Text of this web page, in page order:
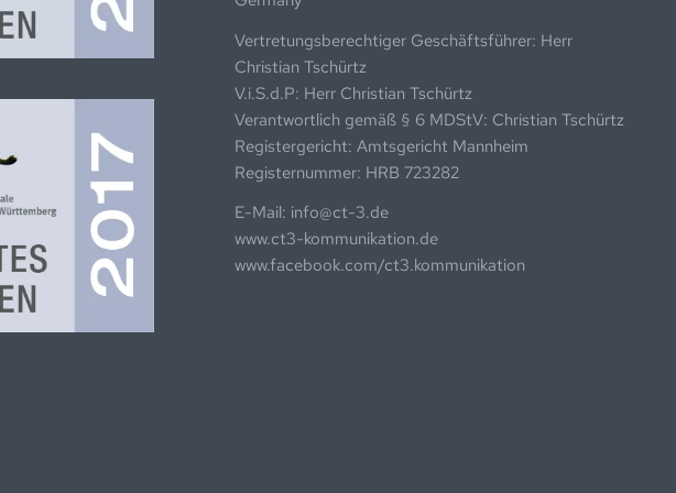
Vertretungsberechtiger Geschäftsführer: Herr
Christian Tschürtz
V.i.S.d.P: Herr Christian Tschürtz
Verantwortlich gemäß § 6 MDStV: Christian Tschürtz
Registergericht: Amtsgericht Mannheim
Registernummer: HRB 723282
E-Mail: info@ct-3.de
www.ct3-kommunikation.de
www.facebook.com/ct3.kommunikation